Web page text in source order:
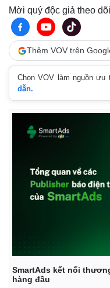
Kinh tế
Bất động sản
Khởi nghiệp
Mời quý độc giả theo
Thêm VOV trên
Chọn VOV làm nguồn ưu
dẫn.
SmartAds kết nối
hàng đầu